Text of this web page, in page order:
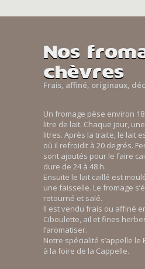
Nos
chèvres
Frais, affiné, originaux,
Un fromage pèse environ
litre de lait. Chaque jour,
litres. Après la traite, le lait
où il refroidit à 20 degrés.
sont ajoutés pour le faire
dure de 24 à 48 h.
Ensuite le lait caillé est
une faisselle. Le fromage
retourné et salé.
Il est vendu frais ou affiné
Ciboulette, ail et fines
l’aromatiser.
Notre spécialité s’appelle le
à la foire de la Cappelle.